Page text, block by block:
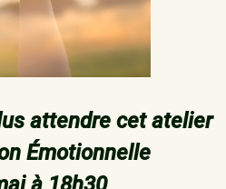
attendre cet atelier
Émotionnelle